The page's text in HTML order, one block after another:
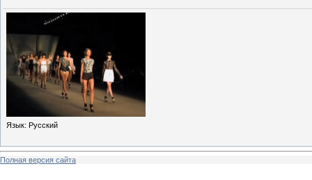
Язык: Русский
Полная версия сайта